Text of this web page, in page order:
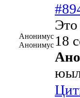
Анонимус
Анонимус
Это
18
юыл